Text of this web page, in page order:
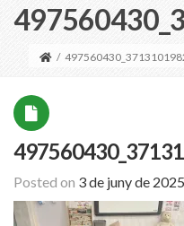
/
Posted on 3 de juny de 2025